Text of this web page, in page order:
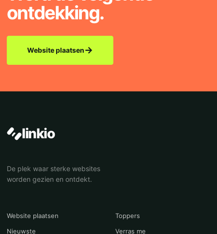
ontdekking.
Website plaatsen→
linkio
De plek waar sterke websites
worden gezien en ontdekt.
Website plaatsen
Toppers
Nieuwste
Verras me